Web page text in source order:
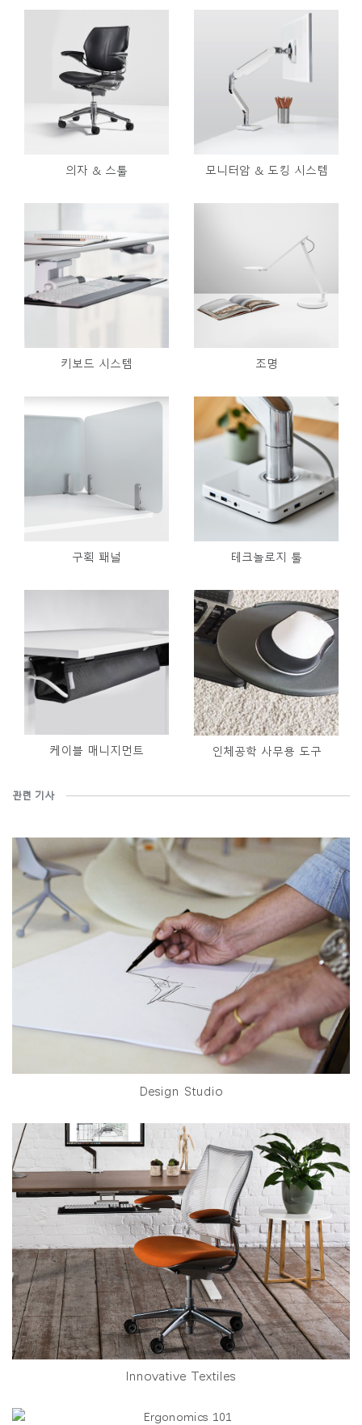
의자 & 스툴 모니터암 & 도킹 시스템
키보드 시스템 조명
구획 패널 테크놀로지 툴
케이블 매니지먼트 인체공학 사무용 도구
관련 기사
Design Studio
Innovative Textiles